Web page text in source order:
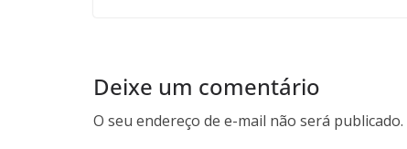
Deixe um comentário
O seu endereço de e-mail não será publicado.